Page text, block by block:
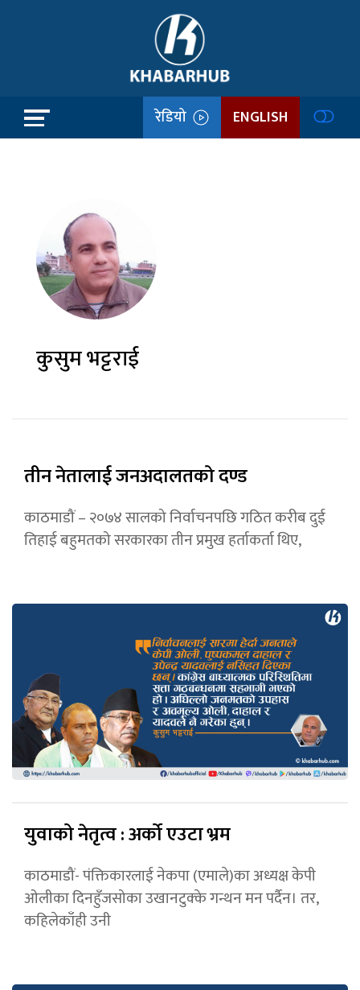
रेडियो ENGLISH
कुसुम भट्टराई
तीन नेतालाई जनअदालतको दण्ड
काठमाडौं – २०७४ सालको निर्वाचनपछि गठित करीब दुई
तिहाई बहुमतको सरकारका तीन प्रमुख हर्ताकर्ता थिए,
युवाको नेतृत्व : अर्को एउटा भ्रम
काठमाडौं- पंक्तिकारलाई नेकपा (एमाले)का अध्यक्ष केपी
ओलीका दिनहुँजसोका उखानटुक्के गन्थन मन पर्दैन। तर,
कहिलेकाँही उनी